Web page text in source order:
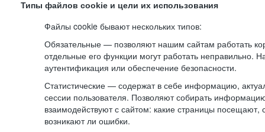
Типы файлов cookie и цели их использования
Файлы cookie бывают нескольких типов:
Обязательные — позволяют нашим сайтам работать
отдельные его функции могут работать неправильно.
аутентификация или обеспечение безопасности.
Статистические — содержат в себе информацию,
сессии пользователя. Позволяют собирать
взаимодействуют с сайтом: какие страницы посещают,
возникают ли ошибки.